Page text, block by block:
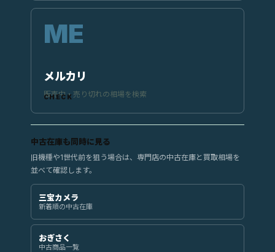
メルカリ
販売中・売り切れの相場を検索
中古在庫も同時に見る
旧機種や1世代前を狙う場合は、専門店の中古在庫と買取相場を
並べて確認します。
三宝カメラ
新着順の中古在庫
おぎさく
中古商品一覧